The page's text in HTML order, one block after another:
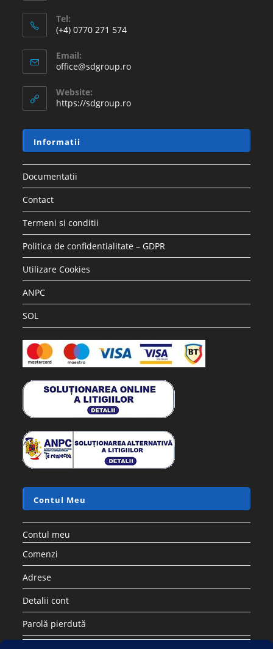
Tel:
(+4) 0770 271 574
Email:
office@sdgroup.ro
Website:
https://sdgroup.ro
Informatii
Documentatii
Contact
Termeni si conditii
Politica de confidentialitate – GDPR
Utilizare Cookies
ANPC
SOL
Contul Meu
Contul meu
Comenzi
Adrese
Detalii cont
Parolă pierdută